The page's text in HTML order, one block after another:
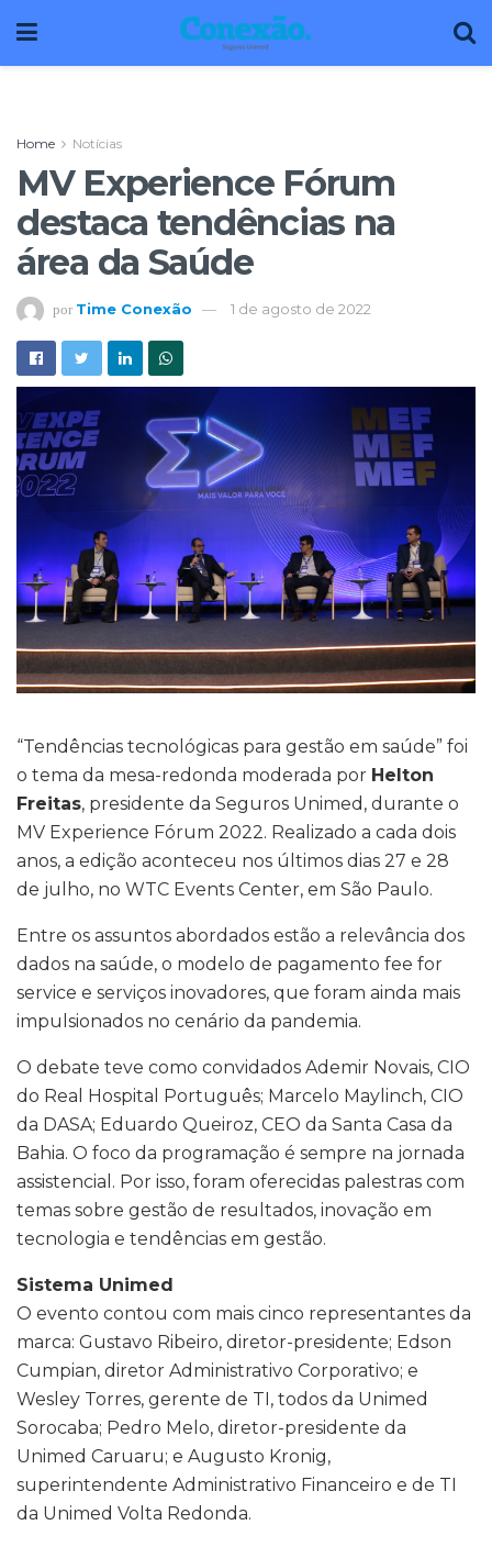
Home Notícias
MV Experience Fórum
destaca tendências na
área da Saúde
por Time Conexão 1 de agosto de 2022
“Tendências tecnológicas para gestão em saúde” foi
o tema da mesa-redonda moderada por Helton
Freitas, presidente da Seguros Unimed, durante o
MV Experience Fórum 2022. Realizado a cada dois
anos, a edição aconteceu nos últimos dias 27 e 28
de julho, no WTC Events Center, em São Paulo.
Entre os assuntos abordados estão a relevância dos
dados na saúde, o modelo de pagamento fee for
service e serviços inovadores, que foram ainda mais
impulsionados no cenário da pandemia.
O debate teve como convidados Ademir Novais, CIO
do Real Hospital Português; Marcelo Maylinch, CIO
da DASA; Eduardo Queiroz, CEO da Santa Casa da
Bahia. O foco da programação é sempre na jornada
assistencial. Por isso, foram oferecidas palestras com
temas sobre gestão de resultados, inovação em
tecnologia e tendências em gestão.
Sistema Unimed
O evento contou com mais cinco representantes da
marca: Gustavo Ribeiro, diretor-presidente; Edson
Cumpian, diretor Administrativo Corporativo; e
Wesley Torres, gerente de TI, todos da Unimed
Sorocaba; Pedro Melo, diretor-presidente da
Unimed Caruaru; e Augusto Kronig,
superintendente Administrativo Financeiro e de TI
da Unimed Volta Redonda.